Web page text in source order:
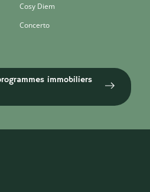
Cosy Diem
Concerto
immobiliers